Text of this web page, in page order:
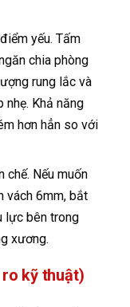
yếu. Tấm
chia phòng
rung lắc và
Khả năng
hơn hẳn so với
chế. Nếu muốn
vách 6mm, bắt
lực bên trong
xương.
ro kỹ thuật)